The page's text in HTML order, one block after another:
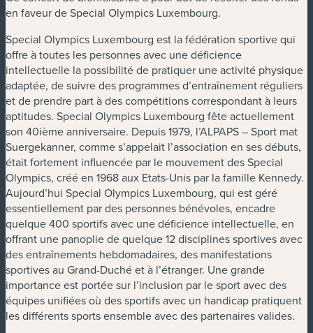
en faveur de Special Olympics Luxembourg.
Special Olympics Luxembourg est la fédération sportive qui
offre à toutes les personnes avec une déficience
intellectuelle la possibilité de pratiquer une activité physique
adaptée, de suivre des programmes d’entraînement réguliers
et de prendre part à des compétitions correspondant à leurs
aptitudes. Special Olympics Luxembourg fête actuellement
son 40ième anniversaire. Depuis 1979, l’ALPAPS – Sport mat
Suergekanner, comme s’appelait l’association en ses débuts,
était fortement influencée par le mouvement des Special
Olympics, créé en 1968 aux Etats-Unis par la famille Kennedy.
Aujourd’hui Special Olympics Luxembourg, qui est géré
essentiellement par des personnes bénévoles, encadre
quelque 400 sportifs avec une déficience intellectuelle, en
offrant une panoplie de quelque 12 disciplines sportives avec
des entraînements hebdomadaires, des manifestations
sportives au Grand-Duché et à l’étranger. Une grande
importance est portée sur l’inclusion par le sport avec des
équipes unifiées où des sportifs avec un handicap pratiquent
les différents sports ensemble avec des partenaires valides.